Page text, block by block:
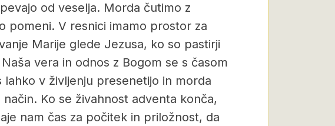
od veselja. Morda čutimo z
pomeni. V resnici imamo prostor za
Marije glede Jezusa, ko so pastirji
vera in odnos z Bogom se s časom
v življenju presenetijo in morda
Ko se živahnost adventa konča,
nam čas za počitek in priložnost, da